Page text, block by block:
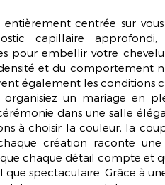
centrée sur vous
capillaire
pour embellir votre
et du comportement
également les conditions
organisiez un mariage en
dans une salle
à choisir la couleur, la
création raconte une
chaque détail compte et
que spectaculaire. Grâce à